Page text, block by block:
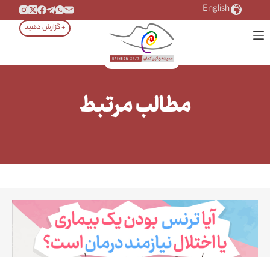
به
محتوا
English
+ گزارش دهید
مطالب مرتبط